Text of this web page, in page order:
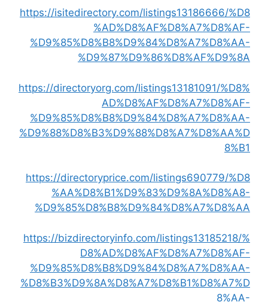
https://isitedirectory.com/listings13186666/%D8
%AD%D8%AF%D8%A7%D8%AF-
%D9%85%D8%B8%D9%84%D8%A7%D8%AA-
%D9%87%D9%86%D8%AF%D9%8A
https://directoryorg.com/listings13181091/%D8%
AD%D8%AF%D8%A7%D8%AF-
%D9%85%D8%B8%D9%84%D8%A7%D8%AA-
%D9%88%D8%B3%D9%88%D8%A7%D8%AA%D
8%B1
https://directoryprice.com/listings690779/%D8
%AA%D8%B1%D9%83%D9%8A%D8%A8-
%D9%85%D8%B8%D9%84%D8%A7%D8%AA
https://bizdirectoryinfo.com/listings13185218/%
D8%AD%D8%AF%D8%A7%D8%AF-
%D9%85%D8%B8%D9%84%D8%A7%D8%AA-
%D8%B3%D9%8A%D8%A7%D8%B1%D8%A7%D
8%AA-